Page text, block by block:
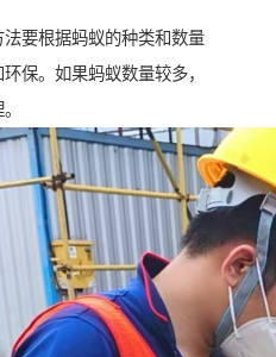
要根据蚂蚁的种类和数量
保。如果蚂蚁数量较多，